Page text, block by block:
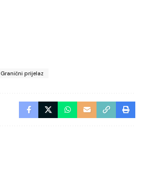
Granični prijelaz